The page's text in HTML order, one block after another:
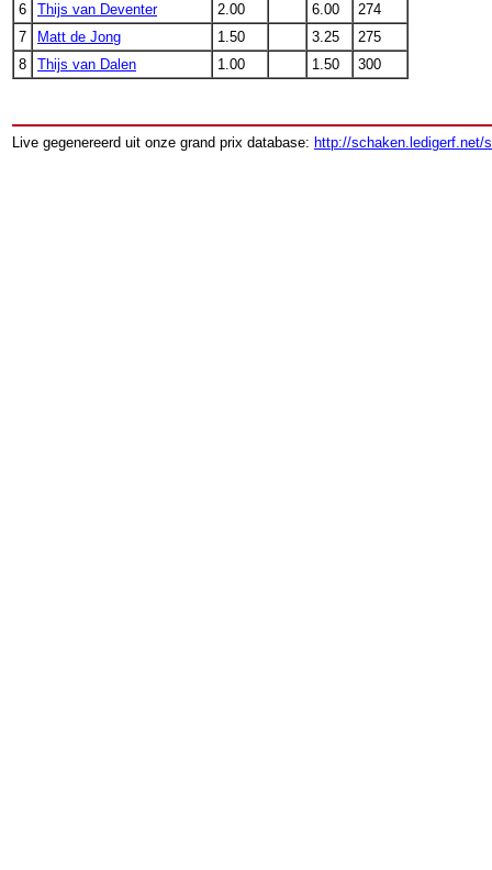
6
Thijs van Deventer 2.00 6.00
274
7
Matt de Jong 1.50 3.25
275
8
Thijs van Dalen 1.00 1.50 300
Live gegenereerd uit onze grand prix database: http://schaken.ledigerf.net/